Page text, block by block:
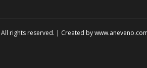
rights reserved. | Created by